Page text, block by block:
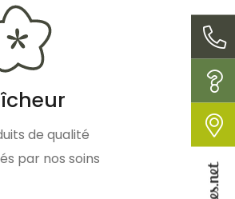
de qualité
par nos soins